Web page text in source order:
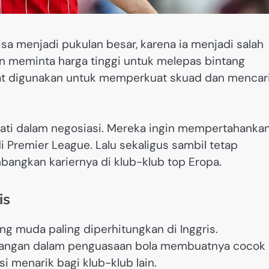
menjadi pukulan besar, karena ia menjadi salah
meminta harga tinggi untuk melepas bintang
digunakan untuk memperkuat skuad dan
dalam negosiasi. Mereka ingin
League. Lalu sekaligus sambil tetap
kariernya di klub-klub top Eropa.
muda paling diperhitungkan di Inggris.
dalam penguasaan bola membuatnya cocok
menarik bagi klub-klub lain.